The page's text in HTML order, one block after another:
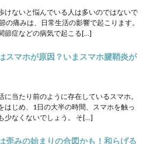
けないと悩んでいる人は多いのではないで
の痛みは、日常生活の影響で起こります。
節症などの病気で起こる[…]
スマホが原因？いまスマホ腱鞘炎が
に当たり前のように存在しているスマホ。
はじめ、1日の大半の時間、スマホを触っ
少なくないでしょう。 そ[…]
歪みの始まりの合図かも！和らげる